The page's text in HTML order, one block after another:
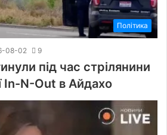
Політика
08-02 9
під час стрілянини
In-N-Out в Айдахо